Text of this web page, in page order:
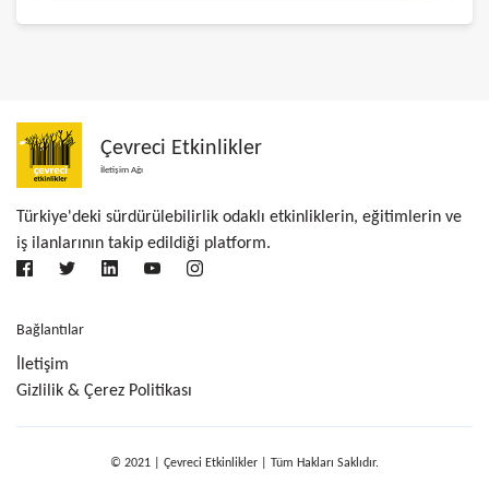
Çevreci Etkinlikler
İletişim Ağı
Türkiye'deki sürdürülebilirlik odaklı etkinliklerin, eğitimlerin ve
iş ilanlarının takip edildiği platform.
Bağlantılar
İletişim
Gizlilik & Çerez Politikası
© 2021 | Çevreci Etkinlikler | Tüm Hakları Saklıdır.